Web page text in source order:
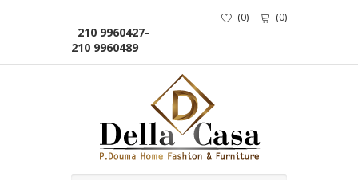
210 9960427-
210 9960489
(0) (0)